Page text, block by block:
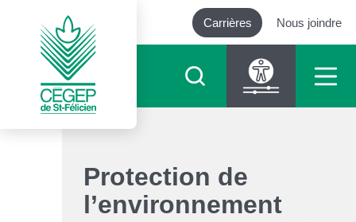
Carrières Nous joindre
Augmenter le texte
Protection de
l’environnement